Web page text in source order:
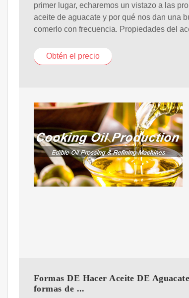
primer lugar, echaremos un vistazo a las
aceite de aguacate y por qué nos dan una
comerlo con frecuencia. Propiedades del
Obtén el precio
Formas DE Hacer Aceite DE
formas de ...